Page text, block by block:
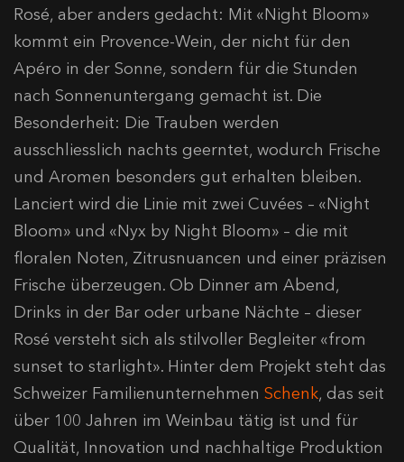
Rosé, aber anders gedacht: Mit «Night Bloom»
kommt ein Provence-Wein, der nicht für den
Apéro in der Sonne, sondern für die Stunden
nach Sonnenuntergang gemacht ist. Die
Besonderheit: Die Trauben werden
ausschliesslich nachts geerntet, wodurch Frische
und Aromen besonders gut erhalten bleiben.
Lanciert wird die Linie mit zwei Cuvées – «Night
Bloom» und «Nyx by Night Bloom» – die mit
floralen Noten, Zitrusnuancen und einer präzisen
Frische überzeugen. Ob Dinner am Abend,
Drinks in der Bar oder urbane Nächte – dieser
Rosé versteht sich als stilvoller Begleiter «from
sunset to starlight». Hinter dem Projekt steht das
Schweizer Familienunternehmen Schenk, das seit
über 100 Jahren im Weinbau tätig ist und für
Qualität, Innovation und nachhaltige Produktion